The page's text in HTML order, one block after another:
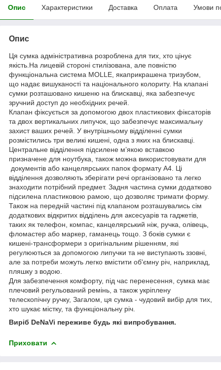
Опис Характеристики Доставка Оплата Умови
Опис
Ця сумка адміністративна розроблена для тих, хто цінує
якість.На лицевій стороні стилізована, але повністю
функціональна система MOLLE, якаприкрашена тризубом,
що надає вишуканості та національного колориту. На клапані
сумки розташовано кишеню на блискавці, яка забезпечує
зручний доступ до необхідних речей.
Клапан фіксується за допомогою двох пластикових фіксаторів
та двох вертикальних липучок, що забезпечує максимальну
захист ваших речей. У внутрішньому відділенні сумки
розмістились три великі кишені, одна з яких на блискавці.
Центральне відділення підсилене м’якою вставкою
призначене для ноутбука, також можна використовувати для
документів або канцелярських папок формату А4. Ці
відділення дозволяють зберігати речі організовано та легко
знаходити потрібний предмет. Задня частина сумки додатково
підсилена пластиковою рамою, що дозволяє тримати форму.
Також на передній частині під клапаном розташувались сім
додаткових відкритих відділень для аксесуарів та гаджетів,
таких як телефон, компас, канцелярський ніж, ручка, олівець,
фломастер або маркер, гаманець тощо. З боків сумки є
кишені-трансформери з оригінальним рішенням, які
регулюються за допомогою липучки та не виступають ззовні,
але за потреби можуть легко вмістити об'ємну річ, наприклад,
пляшку з водою.
Для забезпечення комфорту, під час перенесення, сумка має
плечовий регульований ремінь, а також укріплену
телескопічну ручку, Загалом, ця сумка - чудовий вибір для тих,
хто шукає містку, та функціональну річ.
Виріб DeNaVi переживе будь які випробування.
Приховати